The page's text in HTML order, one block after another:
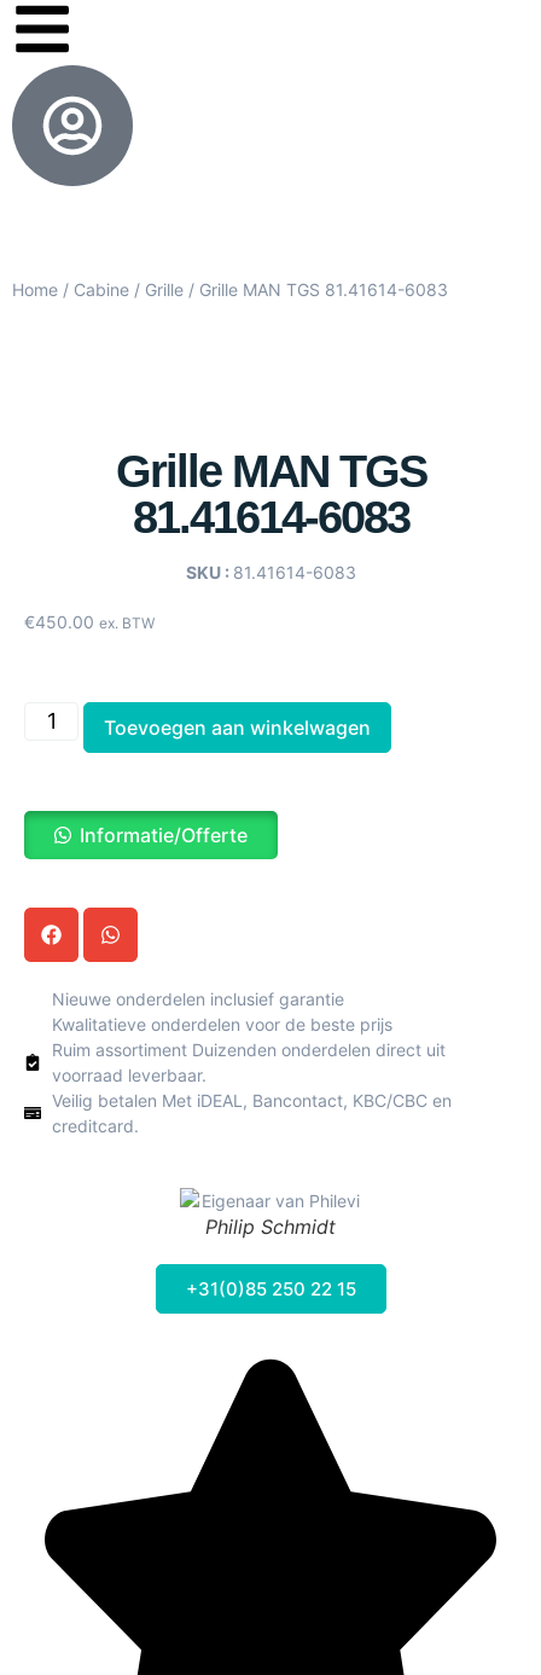
Home / Cabine / Grille / Grille MAN TGS 81.41614-6083
Grille MAN TGS
81.41614-6083
SKU : 81.41614-6083
€450.00 ex. BTW
Toevoegen aan winkelwagen
Informatie/Offerte
Nieuwe onderdelen inclusief garantie
Kwalitatieve onderdelen voor de beste prijs
Ruim assortiment Duizenden onderdelen direct uit
voorraad leverbaar.
Veilig betalen Met iDEAL, Bancontact, KBC/CBC en
creditcard.
Philip Schmidt
+31(0)85 250 22 15